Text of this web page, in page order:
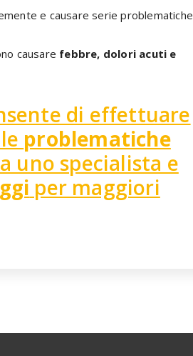
e causare serie problematiche
causare febbre, dolori acuti e
di effettuare
problematiche
uno specialista e
per maggiori